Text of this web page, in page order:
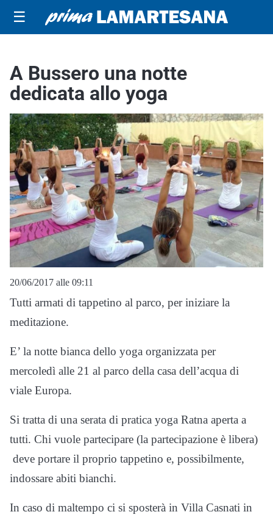
☰
A Bussero una notte
dedicata allo yoga
20/06/2017 alle 09:11
Tutti armati di tappetino al parco, per iniziare la
meditazione.
E’ la notte bianca dello yoga organizzata per
mercoledì alle 21 al parco della casa dell’acqua di
viale Europa.
Si tratta di una serata di pratica yoga Ratna aperta a
tutti. Chi vuole partecipare (la partecipazione è libera)
deve portare il proprio tappetino e, possibilmente,
indossare abiti bianchi.
In caso di maltempo ci si sposterà in Villa Casnati in